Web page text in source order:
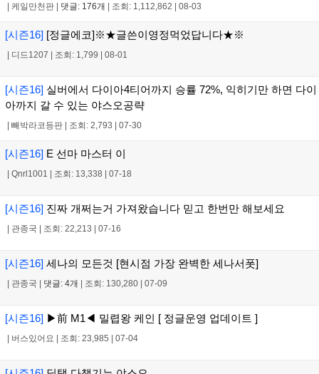
| 케일만천판 | 댓글: 176개 | 조회: 1,112,862 | 08-03
[시즌16] [정글에코]※★글쓴이영정먹었답니다★※
| 디드1207 | 조회: 1,799 | 08-01
[시즌16] 실버에서 다이아4티어까지 승률 72%, 익히기만 하면 다이
아까지 갈 수 있는 야스오공략
| 빼박라코등판 | 조회: 2,793 | 07-30
[시즌16] E 선마 마스터 이
| Qnrl1001 | 조회: 13,338 | 07-18
[시즌16] 진짜 개쩌는거 가져왔습니다 믿고 한번만 해보세요
| 관종국 | 조회: 22,213 | 07-16
[시즌16] 세나의 모든것 [현시점 가장 완벽한 세나서폿]
| 관종국 | 댓글: 4개 | 조회: 130,280 | 07-09
[시즌16] ▶前 M1◀ 밀렵왕 케인 [ 정글운영 업데이트 ]
| 버스있어요 | 조회: 23,985 | 07-04